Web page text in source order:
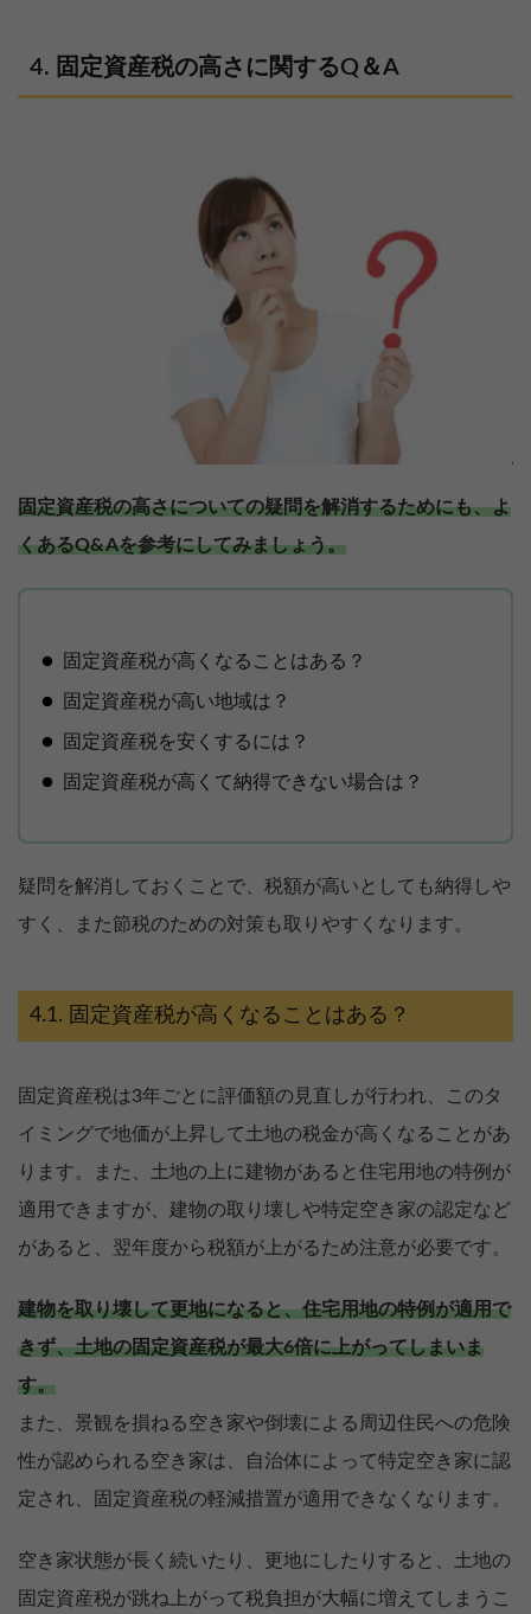
固定資産税の高さに関するQ＆A
固定資産税の高さについての疑問を解消するためにも、よ
くあるQ&Aを参考にしてみましょう。
固定資産税が高くなることはある？
固定資産税が高い地域は？
固定資産税を安くするには？
固定資産税が高くて納得できない場合は？
疑問を解消しておくことで、税額が高いとしても納得しや
すく、また節税のための対策も取りやすくなります。
固定資産税が高くなることはある？
固定資産税は3年ごとに評価額の見直しが行われ、このタ
イミングで地価が上昇して土地の税金が高くなることがあ
ります。また、土地の上に建物があると住宅用地の特例が
適用できますが、建物の取り壊しや特定空き家の認定など
があると、翌年度から税額が上がるため注意が必要です。
建物を取り壊して更地になると、住宅用地の特例が適用で
きず、土地の固定資産税が最大6倍に上がってしまいま
す。
また、景観を損ねる空き家や倒壊による周辺住民への危険
性が認められる空き家は、自治体によって特定空き家に認
定され、固定資産税の軽減措置が適用できなくなります。
空き家状態が長く続いたり、更地にしたりすると、土地の
固定資産税が跳ね上がって税負担が大幅に増えてしまうこ